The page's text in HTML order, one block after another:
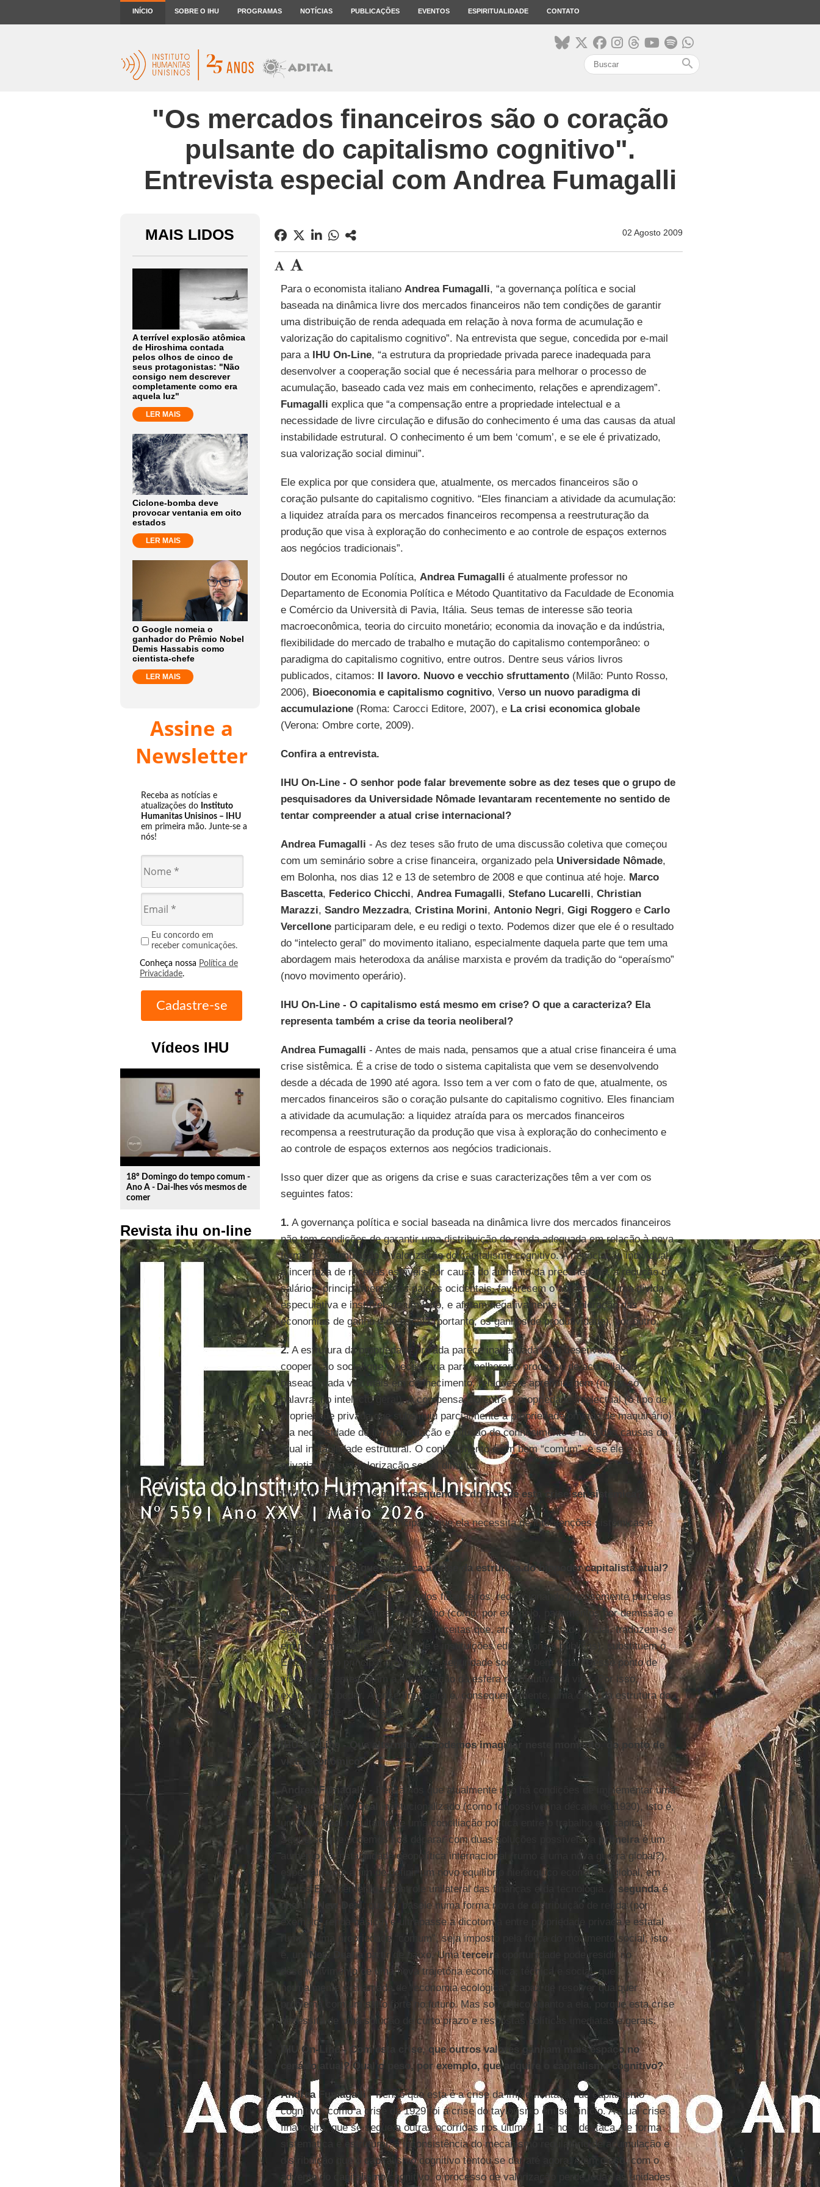
INÍCIO SOBRE O IHU PROGRAMAS NOTÍCIAS PUBLICAÇÕES EVENTOS ESPIRITUALIDADE CONTATO
search
"Os mercados financeiros são o coração
pulsante do capitalismo cognitivo".
Entrevista especial com Andrea Fumagalli
MAIS LIDOS
A terrível explosão atômica
de Hiroshima contada
pelos olhos de cinco de
seus protagonistas: "Não
consigo nem descrever
completamente como era
aquela luz"
LER MAIS
Ciclone-bomba deve
provocar ventania em oito
estados
LER MAIS
O Google nomeia o
ganhador do Prêmio Nobel
Demis Hassabis como
cientista-chefe
LER MAIS
Assine a
Newsletter
Receba as notícias e
atualizações do Instituto
Humanitas Unisinos – IHU
em primeira mão. Junte-se a
nós!
Eu concordo em
receber comunicações.
Conheça nossa Política de
Privacidade.
Vídeos IHU
play_circle_outline
18º Domingo do tempo comum -
Ano A - Dai-lhes vós mesmos de
comer
Revista ihu on-line
02 Agosto 2009
Para o economista italiano Andrea Fumagalli, “a governança política e social
baseada na dinâmica livre dos mercados financeiros não tem condições de garantir
uma distribuição de renda adequada em relação à nova forma de acumulação e
valorização do capitalismo cognitivo”. Na entrevista que segue, concedida por e-mail
para a IHU On-Line, “a estrutura da propriedade privada parece inadequada para
desenvolver a cooperação social que é necessária para melhorar o processo de
acumulação, baseado cada vez mais em conhecimento, relações e aprendizagem”.
Fumagalli explica que “a compensação entre a propriedade intelectual e a
necessidade de livre circulação e difusão do conhecimento é uma das causas da atual
instabilidade estrutural. O conhecimento é um bem ‘comum’, e se ele é privatizado,
sua valorização social diminui”.
Ele explica por que considera que, atualmente, os mercados financeiros são o
coração pulsante do capitalismo cognitivo. “Eles financiam a atividade da acumulação:
a liquidez atraída para os mercados financeiros recompensa a reestruturação da
produção que visa à exploração do conhecimento e ao controle de espaços externos
aos negócios tradicionais”.
Doutor em Economia Política, Andrea Fumagalli é atualmente professor no
Departamento de Economia Política e Método Quantitativo da Faculdade de Economia
e Comércio da Università di Pavia, Itália. Seus temas de interesse são teoria
macroeconômica, teoria do circuito monetário; economia da inovação e da indústria,
flexibilidade do mercado de trabalho e mutação do capitalismo contemporâneo: o
paradigma do capitalismo cognitivo, entre outros. Dentre seus vários livros
publicados, citamos: Il lavoro. Nuovo e vecchio sfruttamento(Milão: Punto Rosso,
2006), Bioeconomia e capitalismo cognitivo, Verso un nuovo paradigma di
accumulazione(Roma: Carocci Editore, 2007), e La crisi economica globale
(Verona: Ombre corte, 2009).
Confira a entrevista.
IHU On-Line - O senhor pode falar brevemente sobre as dez teses que o grupo de
pesquisadores da Universidade Nômade levantaram recentemente no sentido de
tentar compreender a atual crise internacional?
Andrea Fumagalli - As dez teses são fruto de uma discussão coletiva que começou
com um seminário sobre a crise financeira, organizado pela Universidade Nômade,
em Bolonha, nos dias 12 e 13 de setembro de 2008 e que continua até hoje. Marco
Bascetta, Federico Chicchi, Andrea Fumagalli, Stefano Lucarelli, Christian
Marazzi, Sandro Mezzadra, Cristina Morini, Antonio Negri, Gigi Roggeroe Carlo
Vercelloneparticiparam dele, e eu redigi o texto. Podemos dizer que ele é o resultado
do “intelecto geral” do movimento italiano, especialmente daquela parte que tem uma
abordagem mais heterodoxa da análise marxista e provém da tradição do “operaísmo”
(novo movimento operário).
IHU On-Line - O capitalismo está mesmo em crise? O que a caracteriza? Ela
representa também a crise da teoria neoliberal?
Andrea Fumagalli - Antes de mais nada, pensamos que a atual crise financeira é uma
crise sistêmica. É a crise de todo o sistema capitalista que vem se desenvolvendo
desde a década de 1990 até agora. Isso tem a ver com o fato de que, atualmente, os
mercados financeiros são o coração pulsante do capitalismo cognitivo. Eles financiam
a atividade da acumulação: a liquidez atraída para os mercados financeiros
recompensa a reestruturação da produção que visa à exploração do conhecimento e
ao controle de espaços externos aos negócios tradicionais.
Isso quer dizer que as origens da crise e suas caracterizações têm a ver com os
seguintes fatos:
1. A governança política e social baseada na dinâmica livre dos mercados financeiros
não tem condições de garantir uma distribuição de renda adequada em relação à nova
forma de acumulação e valorização do capitalismo cognitivo. A negociação individual,
a incerteza de receitas estáveis por causa do aumento da precariedade, a redução de
salários, principalmente nos países ocidentais, favorecem o aumento de uma dívida
especulativa e instável, de um lado, e afetam negativamente a exploração das
economias de ganho e de escala (portanto, os ganhos de produtividade), por outro.
2.A estrutura da propriedade privada parece inadequada para desenvolver a
cooperação social que é necessária para melhorar o processo de acumulação,
baseado cada vez mais em conhecimento, relações e aprendizagem (numa só
palavra, no intelecto geral). A compensação entre a propriedade intelectual (o tipo de
propriedade privada que substituiu parcialmente a propriedade privada de maquinário)
e a necessidade de livre circulação e difusão do conhecimento é uma das causas da
atual instabilidade estrutural. O conhecimento é um bem “comum”, e se ele é
privatizado, sua valorização social diminui.
IHU On-Line - Quais as consequências do fato de esta crise ser sistêmica?
Andrea Fumagalli– A principal é que ela necessita de intervenções sistêmicas e
estruturais.
IHU On-Line - O que significa a crise da estrutura do biopoder capitalista atual?
Andrea Fumagalli- Os mercados financeiros, redirecionando forçosamente parcelas
crescentes das receitas do trabalho (como, por exemplo, pagamentos por demissão e
seguridade social, diferentes das receitas que, através do Estado social, traduzem-se
em programas estatais de saúde e instituições educacionais públicas), substituem o
Estado como principal provedor de seguridade social e bem-estar. Desse ponto de
vista, eles representam a privatização da esfera reprodutiva da vida. Por isso,
exercem biopoder. A crise financeira é, consequentemente, uma crise da estrutura do
atual biopoder capitalista.
IHU On-Line - Que alternativas podemos imaginar neste momento, do ponto de
vista econômico?
Andrea Fumagalli
- Pensamos que atualmente não há condições de implementar uma
espécie de New Deal
institucionalizado (como foi possível na década de 1930), isto é,
umNew Deal
resultante de uma conciliação política entre o trabalho e o capital.
Segue-se que podemos nos deparar com duas soluções possíveis: a
primeiraé um
aumento na instabilidade geopolítica internacional (rumo a uma nova guerra global?),
especialmente a fim de definir um novo equilíbrio hierárquico econômico global, em
que os EUA perderão o controle unilateral das finanças e da tecnologia. Asegundaé
que umNew Deal
, que se baseie numa forma nova de distribuição de renda (por
exemplo, renda básica) e ultrapasse a dicotomia entre propriedade privada e estatal
rumo a uma propriedade “comum”, seja imposto pela força do movimento social, isto
é, umNew Deal a partir de baixo. Umaterceira
oportunidade pode residir no
desenvolvimento de uma nova trajetória econômica, técnica e social, que
normalmente é chamada de “economia ecológica”, capaz de resolver qualquer
problema com um salto forte no futuro. Mas sou cético quanto a ela, porque esta crise
necessita de uma solução de curto prazo e respostas políticas imediatas e gerais.
IHU On-Line - Com esta crise, que outros valores ganham mais espaço no
cenário atual? Qual o peso, por exemplo, que adquire o capitalismo cognitivo?
Andrea Fumagalli- Penso que esta é a crise da implementação do capitalismo
cognitivo, como a crise de 1929 foi a crise do taylorismo em seu início. A atual crise
financeira, que se segue a outras ocorridas nos últimos 15 anos, destaca, de forma
sistemática e estrutural, a inconsistência do mecanismo regulatório de acumulação e
distribuição que o capitalismo cognitivo tentou se dar até agora. Além disso, com o
advento do capitalismo cognitivo, o processo de valorização perde todas as unidades